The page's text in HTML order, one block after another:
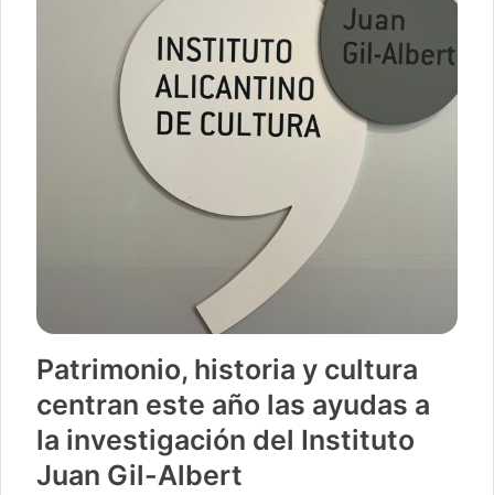
Patrimonio, historia y cultura
centran este año las ayudas a
la investigación del Instituto
Juan Gil-Albert